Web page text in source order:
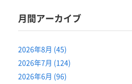
月間アーカイブ
2026年8月 (45)
2026年7月 (124)
2026年6月 (96)